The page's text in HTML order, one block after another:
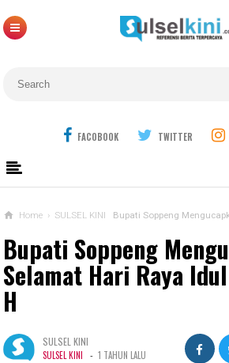
FACOBOOK TWITTER
Home › SULSEL KINI Bupati Soppeng Mengucapkan
Bupati Soppeng
Selamat Hari Raya
H
SULSEL KINI
SULSEL KINI - 1 TAHUN LALU